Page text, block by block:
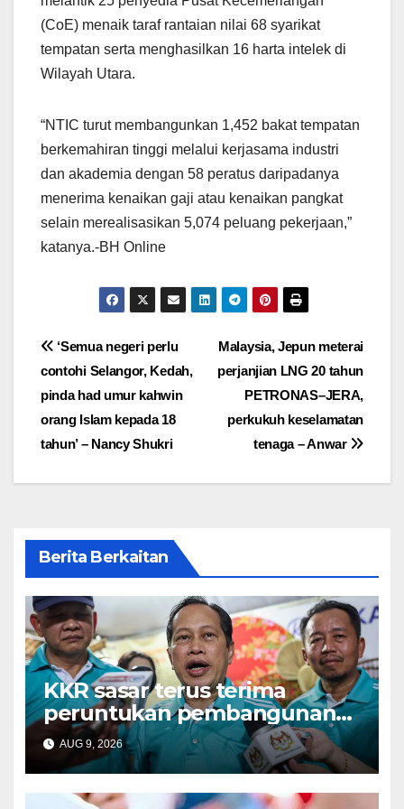
(CoE) menaik taraf rantaian nilai 68 syarikat
tempatan serta menghasilkan 16 harta intelek di
Wilayah Utara.
“NTIC turut membangunkan 1,452 bakat tempatan
berkemahiran tinggi melalui kerjasama industri
dan akademia dengan 58 peratus daripadanya
menerima kenaikan gaji atau kenaikan pangkat
selain merealisasikan 5,074 peluang pekerjaan,”
katanya.-BH Online
Post
navigation
Malaysia, Jepun meterai
perjanjian LNG 20 tahun
PETRONAS–JERA,
perkukuh keselamatan
tenaga – Anwar
‘Semua negeri perlu
contohi Selangor, Kedah,
pinda had umur kahwin
orang Islam kepada 18
tahun’ – Nancy Shukri
Berita Berkaitan
KKR sasar terus terima
peruntukan pembangunan
tertinggi dalam Belanjawan
2027 – Ahmad Maslan
AUG 9, 2026